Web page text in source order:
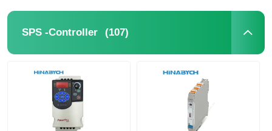
Qualitätskontrolle
Kontakt
SPS -Controller (107)